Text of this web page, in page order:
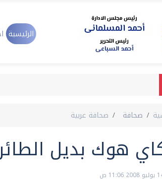
الرئيسية
صحافة صحافة عربية
هوك بديل